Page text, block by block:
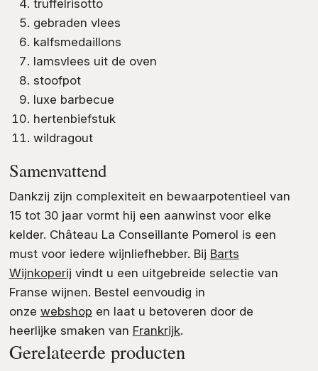
truffelrisotto
gebraden vlees
kalfsmedaillons
lamsvlees uit de oven
stoofpot
luxe barbecue
hertenbiefstuk
wildragout
Samenvattend
Dankzij zijn complexiteit en bewaarpotentieel van
15 tot 30 jaar vormt hij een aanwinst voor elke
kelder. Château La Conseillante Pomerol is een
must voor iedere wijnliefhebber. Bij Barts
Wijnkoperij vindt u een uitgebreide selectie van
Franse wijnen. Bestel eenvoudig in
onze webshop en laat u betoveren door de
heerlijke smaken van Frankrijk.
Gerelateerde producten